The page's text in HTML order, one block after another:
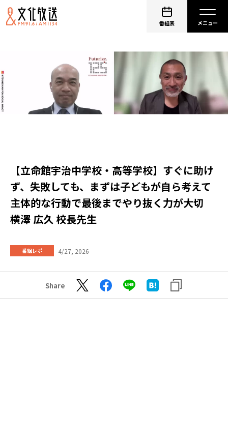
番組表
【立命館宇治中学校・高等学校】すぐに助け
ず、失敗しても、まずは子どもが自ら考えて
主体的な行動で最後までやり抜く力が大切
横澤 広久 校長先生
番組レポ 4/27, 2026
Share